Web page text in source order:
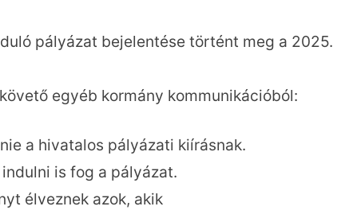
pályázat bejelentése történt meg a 2025.
egyéb kormány kommunikációból:
a hivatalos pályázati kiírásnak.
is fog a pályázat.
élveznek azok, akik